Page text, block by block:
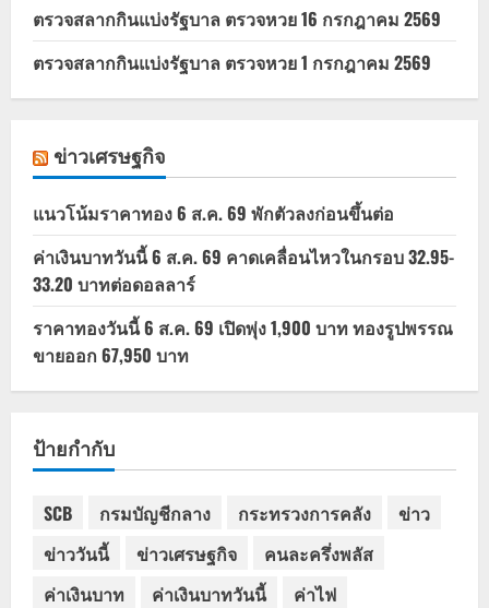
ตรวจสลากกินแบ่งรัฐบาล ตรวจหวย 16 กรกฎาคม 2569
ตรวจสลากกินแบ่งรัฐบาล ตรวจหวย 1 กรกฎาคม 2569
ข่าวเศรษฐกิจ
แนวโน้มราคาทอง 6 ส.ค. 69 พักตัวลงก่อนขึ้นต่อ
ค่าเงินบาทวันนี้ 6 ส.ค. 69 คาดเคลื่อนไหวในกรอบ 32.95-
33.20 บาทต่อดอลลาร์
ราคาทองวันนี้ 6 ส.ค. 69 เปิดพุ่ง 1,900 บาท ทองรูปพรรณ
ขายออก 67,950 บาท
ป้ายกำกับ
SCB กรมบัญชีกลาง กระทรวงการคลัง
ข่าว
ข่าววันนี้
ข่าวเศรษฐกิจ
คนละครึ่งพลัส
ค่าเงินบาท
ค่าเงินบาทวันนี้
ค่าไฟ